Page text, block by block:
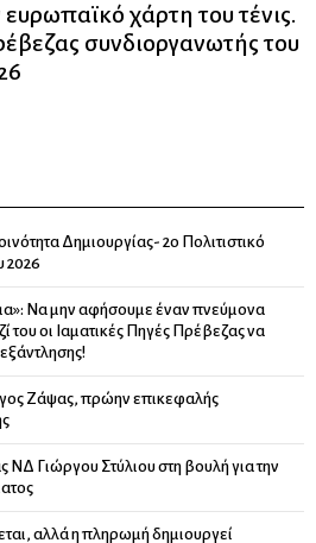
χάρτη του τένις.
συνδιοργανωτής του
Δημιουργίας- 2ο Πολιτιστικό
2026
Να μην αφήσουμε έναν πνεύμονα
του οι Ιαματικές Πηγές Πρέβεζας να
Ζάψας, πρώην επικεφαλής
ΝΔ Γιώργου Στύλιου στη βουλή για την
αλλά η πληρωμή δημιουργεί